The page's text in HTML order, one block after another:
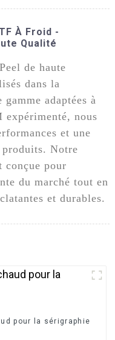
À Froid -
Qualité
de haute
dans la
adaptées à
expérimenté, nous
et une
Notre
conçue pour
du marché tout en
et durables.
pour la sérigraphie